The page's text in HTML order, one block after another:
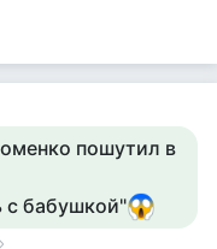
пошутил в
с бабушкой"